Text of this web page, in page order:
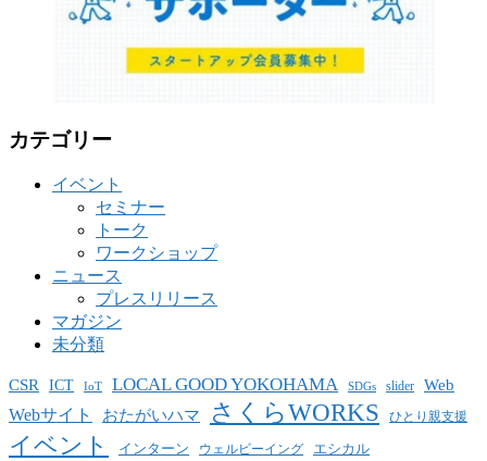
カテゴリー
イベント
セミナー
トーク
ワークショップ
ニュース
プレスリリース
マガジン
未分類
CSR ICT IoT LOCAL GOOD YOKOHAMA SDGs slider Web
Webサイト おたがいハマ さくらWORKS ひとり親支援
イベント インターン ウェルビーイング エシカル